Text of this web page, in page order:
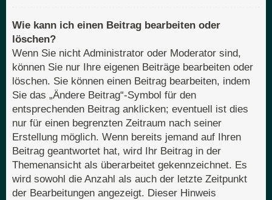
Wie kann ich einen Beitrag bearbeiten oder
löschen?
Wenn Sie nicht Administrator oder Moderator sind,
können Sie nur Ihre eigenen Beiträge bearbeiten oder
löschen. Sie können einen Beitrag bearbeiten, indem
Sie das „Ändere Beitrag“-Symbol für den
entsprechenden Beitrag anklicken; eventuell ist dies
nur für einen begrenzten Zeitraum nach seiner
Erstellung möglich. Wenn bereits jemand auf Ihren
Beitrag geantwortet hat, wird Ihr Beitrag in der
Themenansicht als überarbeitet gekennzeichnet. Es
wird sowohl die Anzahl als auch der letzte Zeitpunkt
der Bearbeitungen angezeigt. Dieser Hinweis